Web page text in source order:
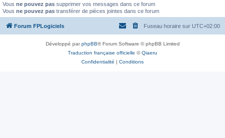
Vous ne pouvez pas supprimer vos messages dans ce forum
Vous ne pouvez pas transférer de pièces jointes dans ce forum
Forum FPLogiciels Fuseau horaire sur UTC+02:00
Développé parphpBB® Forum Software © phpBB Limited
Traduction française officielle ©Qiaeru
Confidentialité | Conditions